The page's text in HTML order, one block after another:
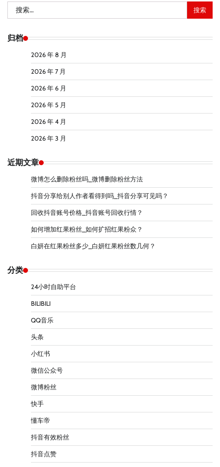
索：
归档
2026 年 8 月
2026 年 7 月
2026 年 6 月
2026 年 5 月
2026 年 4 月
2026 年 3 月
近期文章
微博怎么删除粉丝吗_微博删除粉丝方法
抖音分享给别人作者看得到吗_抖音分享可见吗？
回收抖音账号价格_抖音账号回收行情？
如何增加红果粉丝_如何扩招红果粉众？
白妍在红果粉丝多少_白妍红果粉丝数几何？
分类
24小时自助平台
BILIBILI
QQ音乐
头条
小红书
微信公众号
微博粉丝
快手
懂车帝
抖音有效粉丝
抖音点赞